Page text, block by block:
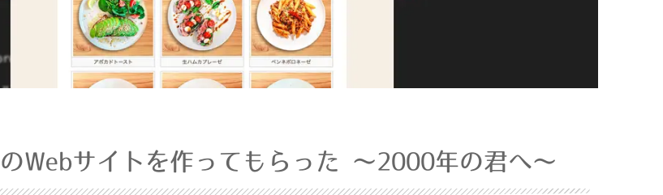
Webサイトを作ってもらった 〜2000年の君へ〜